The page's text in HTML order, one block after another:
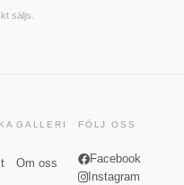
säljs.
GALLERI
Om oss
FÖLJ OSS
Facebook
Instagram